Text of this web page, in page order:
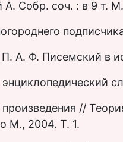
А. Собр. соч. : в 9 т.
П. А. Ф. Писемский в
//
М., 2004. Т. 1.